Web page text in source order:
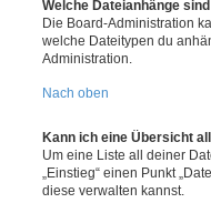
Welche Dateianhänge
Die Board-Administration
welche Dateitypen du
Administration.
Nach oben
Kann ich eine Übersicht
Um eine Liste all deiner
„Einstieg“ einen Punkt
diese verwalten kannst.